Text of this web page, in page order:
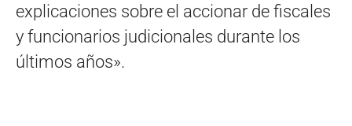
explicaciones sobre el accionar de fiscales
y funcionarios judicionales durante los
últimos años».